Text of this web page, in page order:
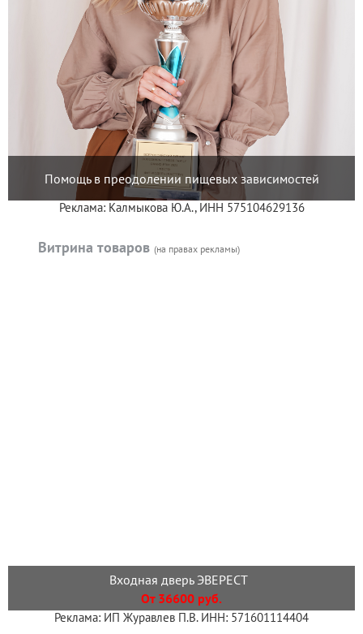
Помощь в преодолении пищевых зависимостей
Реклама: Калмыкова Ю.А., ИНН 575104629136
Витрина товаров (на правах рекламы)
Входная дверь ЭВЕРЕСТ
От 36600 руб.
Реклама: ИП Журавлев П.В. ИНН: 571601114404